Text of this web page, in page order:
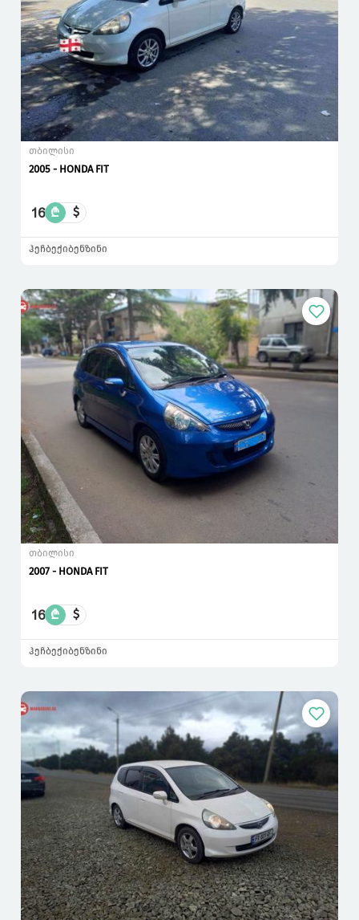
თბილისი
2005 - HONDA FIT
16 ₾ $
ჰეჩბექიბენზინი
თბილისი
2007 - HONDA FIT
16 ₾ $
ჰეჩბექიბენზინი